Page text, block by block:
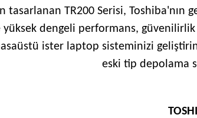
tasarlanan TR200 Serisi, Toshiba'nın
yüksek dengeli performans,
ister laptop sisteminizi
eski tip depolama